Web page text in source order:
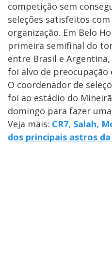
competição sem
seleções satisfeitos
organização. Em Belo
primeira semifinal do
entre Brasil e
foi alvo de preocupação
O coordenador de
foi ao estádio do
domingo para fazer
Veja mais: CR7, Salah,
dos principais astros